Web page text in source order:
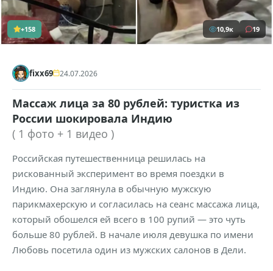
+158 10,9к 19
fixx69 24.07.2026
Массаж лица за 80 рублей: туристка из
России шокировала Индию
( 1 фото + 1 видео )
Российская путешественница решилась на
рискованный эксперимент во время поездки в
Индию. Она заглянула в обычную мужскую
парикмахерскую и согласилась на сеанс массажа лица,
который обошелся ей всего в 100 рупий — это чуть
больше 80 рублей. В начале июля девушка по имени
Любовь посетила один из мужских салонов в Дели.